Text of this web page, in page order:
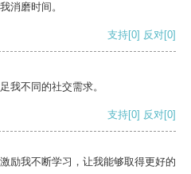
消磨时间。
支持[0] 反对[0]
我不同的社交需求。
支持[0] 反对[0]
励我不断学习，让我能够取得更好的